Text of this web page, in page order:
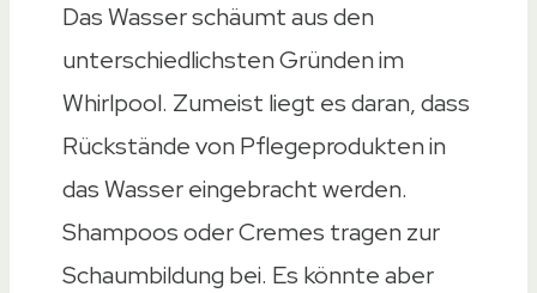
Das Wasser schäumt aus den
unterschiedlichsten Gründen im
Whirlpool. Zumeist liegt es daran, dass
Rückstände von Pflegeprodukten in
das Wasser eingebracht werden.
Shampoos oder Cremes tragen zur
Schaumbildung bei. Es könnte aber